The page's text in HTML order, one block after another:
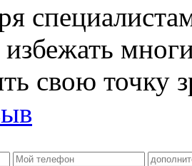
избежать
свою